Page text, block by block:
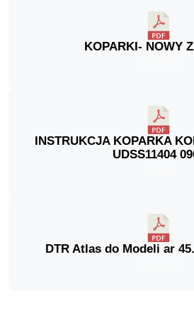
KOPARKI- NOWY
INSTRUKCJA KOPARKA
UDSS11404
DTR Atlas do Modeli ar